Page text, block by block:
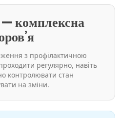
комплексна
з профілактичною
регулярно, навіть
контролювати стан
на зміни.